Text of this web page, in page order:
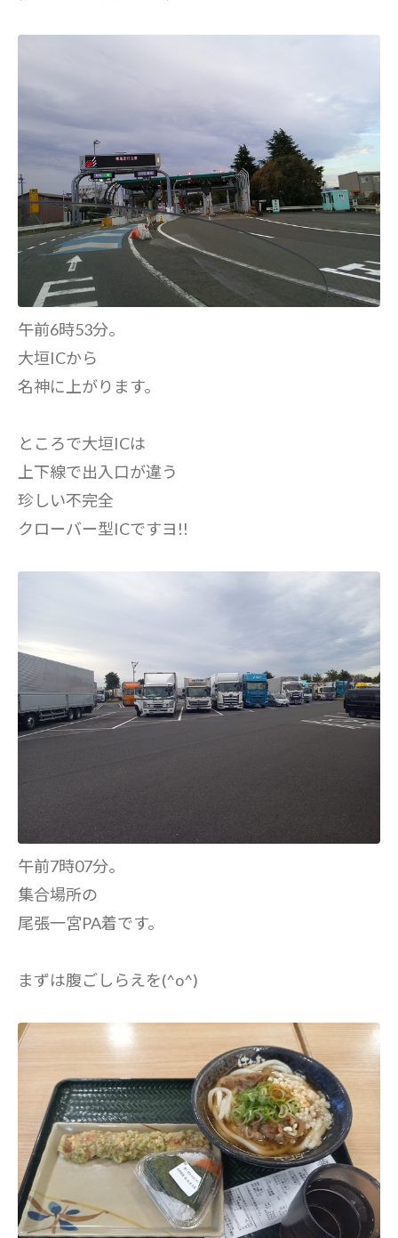
午前6時53分。
大垣ICから
名神に上がります。
ところで大垣ICは
上下線で出入口が違う
珍しい不完全
クローバー型ICですヨ!!
午前7時07分。
集合場所の
尾張一宮PA着です。
まずは腹ごしらえを(^o^)